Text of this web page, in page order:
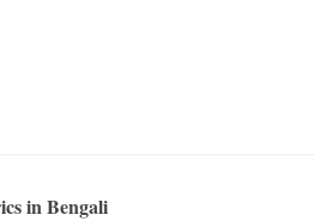
in Bengali